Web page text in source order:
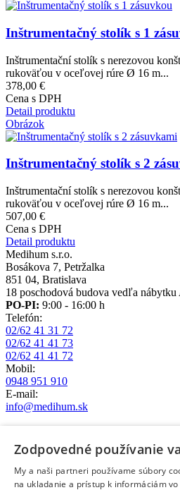
Inštrumentačný stolík s 1
Inštrumentační stolík s nerezovou
rukoväťou v oceľovej rúre Ø 16 m...
378,00 €
Cena s DPH
Detail produktu
Obrázok
Inštrumentačný stolík s 2
Inštrumentační stolík s nerezovou
rukoväťou v oceľovej rúre Ø 16 m...
507,00 €
Cena s DPH
Detail produktu
Medihum s.r.o.
Bosákova 7, Petržalka
851 04, Bratislava
18 poschodová budova vedľa
PO-PI: 9:00 - 16:00 h
Telefón:
02/62 41 31 72
02/62 41 41 73
02/62 41 41 72
Mobil:
0948 951 910
E-mail:
info@medihum.sk
Všeobecné obchodné
Reklamačný poriadok
Dokumenty na stiahnutie
Odstúpiť od zmluvy tu
Zodpovedné používanie
My a naši partneri používame súbory
na ukladanie a prístup k informáciám